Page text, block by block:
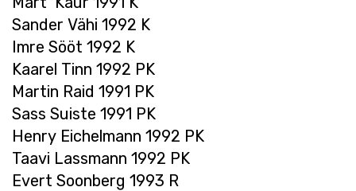
Sander Vähi 1992 K
Imre Sööt 1992 K
Kaarel Tinn 1992 PK
Martin Raid 1991 PK
Sass Suiste 1991 PK
Henry Eichelmann 1992 PK
Taavi Lassmann 1992 PK
Evert Soonberg 1993 R